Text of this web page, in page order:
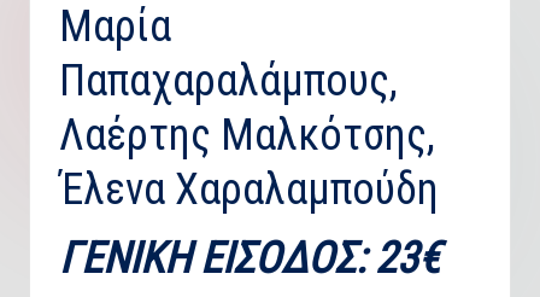
Μαρία
Παπαχαραλάμπους,
Λαέρτης Μαλκότσης,
Έλενα Χαραλαμπούδη
ΓΕΝΙΚΗ ΕΙΣΟΔΟΣ: 23€